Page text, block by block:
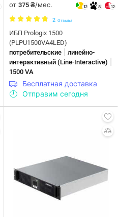
от 375 ₴/мес. 12 8 12
2 Отзыва
ИБП Prologix 1500
(PLPU1500VA4LED)
потребительские
линейно-
интерактивны­й (Line-Interactive)
1500 VA
Бесплатная доставка
Отправим сегодня